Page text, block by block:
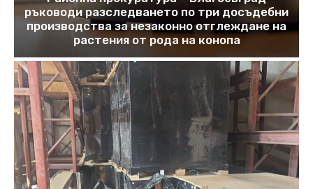
ръководи разследването по три досъдебни
производства за незаконно отглеждане на
растения от рода на конопа